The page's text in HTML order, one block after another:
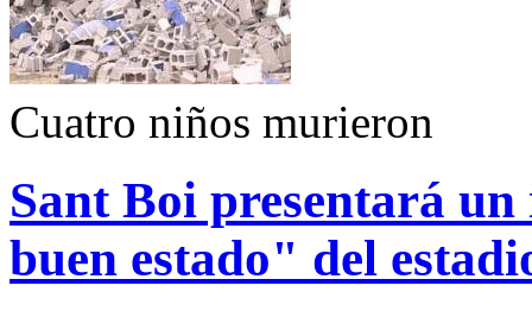
Cuatro niños murieron
Sant Boi presentará
buen estado" del